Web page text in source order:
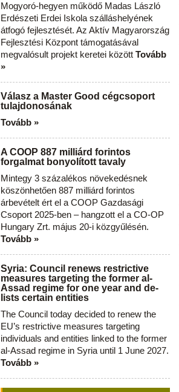
Mogyoró-hegyen működő Madas László
Erdészeti Erdei Iskola szálláshelyének
átfogó fejlesztését. Az Aktív Magyarország
Fejlesztési Központ támogatásával
megvalósult projekt keretei között Tovább
»
Válasz a Master Good cégcsoport
tulajdonosának
Tovább »
A COOP 887 milliárd forintos
forgalmat bonyolított tavaly
Mintegy 3 százalékos növekedésnek
köszönhetően 887 milliárd forintos
árbevételt ért el a COOP Gazdasági
Csoport 2025-ben – hangzott el a CO-OP
Hungary Zrt. május 20-i közgyűlésén.
Tovább »
Syria: Council renews restrictive
measures targeting the former al-
Assad regime for one year and de-
lists certain entities
The Council today decided to renew the
EU’s restrictive measures targeting
individuals and entities linked to the former
al-Assad regime in Syria until 1 June 2027.
Tovább »